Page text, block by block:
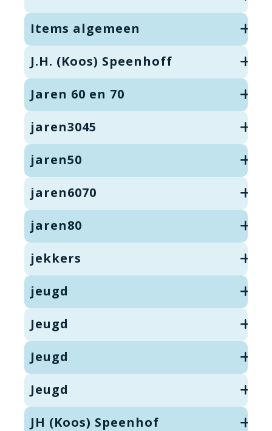
Items algemeen
J.H. (Koos) Speenhoff
Jaren 60 en 70
jaren3045
jaren50
jaren6070
jaren80
jekkers
jeugd
Jeugd
Jeugd
Jeugd
JH (Koos) Speenhof